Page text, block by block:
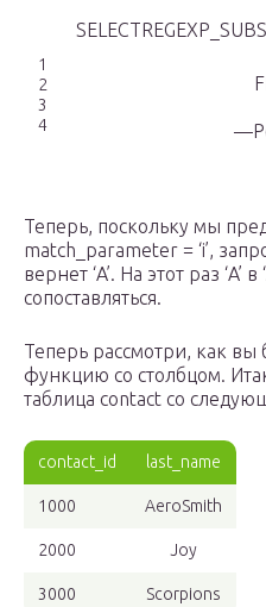
1
2
3
4
Теперь, поскольку мы
match_parameter = ‘i’,
вернет ‘A’. На этот раз ‘A’
сопоставляться.
Теперь рассмотри, как вы
функцию со столбцом.
таблица contact со
contact_id last_name
1000 AeroSmith
2000 Joy
3000 Scorpions